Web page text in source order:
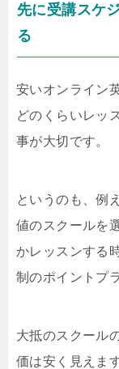
先に受講スケ
る
安いオンライン
どのくらいレッ
事が大切です。
というのも、例
値のスクールを
かレッスンする
制のポイントプ
大抵のスクール
価は安く見えま